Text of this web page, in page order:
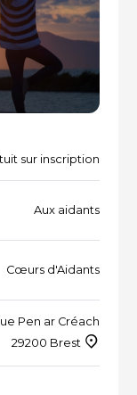
sur inscription
Aux aidants
Cœurs d'Aidants
Pen ar Créach
29200 Brest